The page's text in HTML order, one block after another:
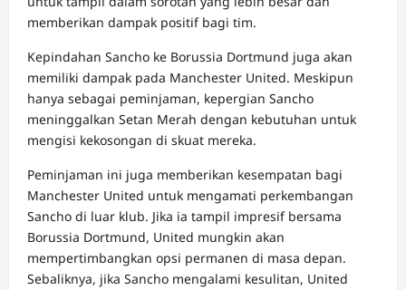
memberikan dampak positif bagi tim.
Kepindahan Sancho ke Borussia Dortmund juga akan
memiliki dampak pada Manchester United. Meskipun
hanya sebagai peminjaman, kepergian Sancho
meninggalkan Setan Merah dengan kebutuhan untuk
mengisi kekosongan di skuat mereka.
Peminjaman ini juga memberikan kesempatan bagi
Manchester United untuk mengamati perkembangan
Sancho di luar klub. Jika ia tampil impresif bersama
Borussia Dortmund, United mungkin akan
mempertimbangkan opsi permanen di masa depan.
Sebaliknya, jika Sancho mengalami kesulitan, United